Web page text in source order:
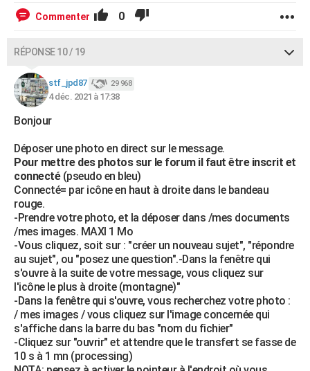
Commenter 0
RÉPONSE 10 / 19
stf_jpd87 29 968
4 déc. 2021 à 17:38
Bonjour
Déposer une photo en direct sur le message.
Pour mettre des photos sur le forum il faut être inscrit et
connecté (pseudo en bleu)
Connecté= par icône en haut à droite dans le bandeau
rouge.
-Prendre votre photo, et la déposer dans /mes documents
/mes images. MAXI 1 Mo
-Vous cliquez, soit sur : "créer un nouveau sujet", "répondre
au sujet", ou "posez une question".-Dans la fenêtre qui
s'ouvre à la suite de votre message, vous cliquez sur
l'icône le plus à droite (montagne)"
-Dans la fenêtre qui s'ouvre, vous recherchez votre photo :
/ mes images / vous cliquez sur l'image concernée qui
s'affiche dans la barre du bas "nom du fichier"
-Cliquez sur "ouvrir" et attendre que le transfert se fasse de
10 s à 1 mn (processing)